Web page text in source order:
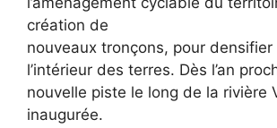
création de
nouveaux tronçons, pour densifier
l’intérieur des terres. Dès l’an
nouvelle piste le long de la rivière
inaugurée.